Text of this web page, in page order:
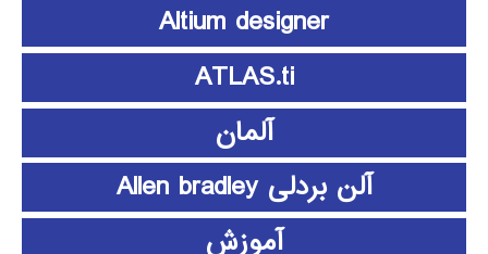
Altium designer
ATLAS.ti
آلمان
آلن بردلی Allen bradley
آموزش